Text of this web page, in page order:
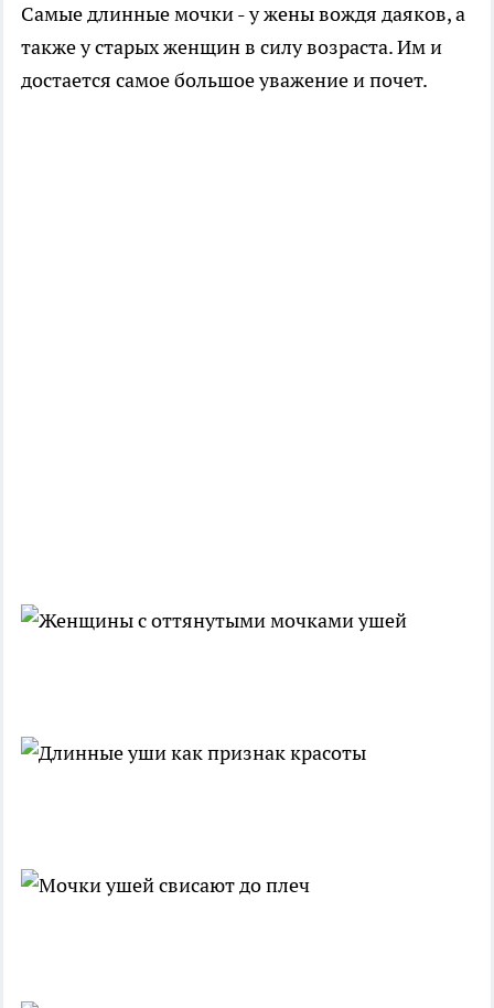
Самые длинные мочки - у жены вождя даяков, а
также у старых женщин в силу возраста. Им и
достается самое большое уважение и почет.